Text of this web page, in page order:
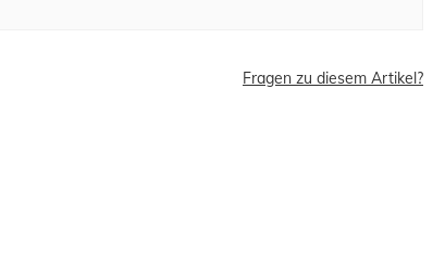
Fragen zu diesem Artikel?